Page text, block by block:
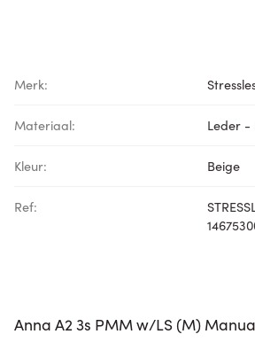
Merk:
Materiaal: Leder -
Kleur: Beige
Ref:
Anna A2 3s PMM w/LS (M)